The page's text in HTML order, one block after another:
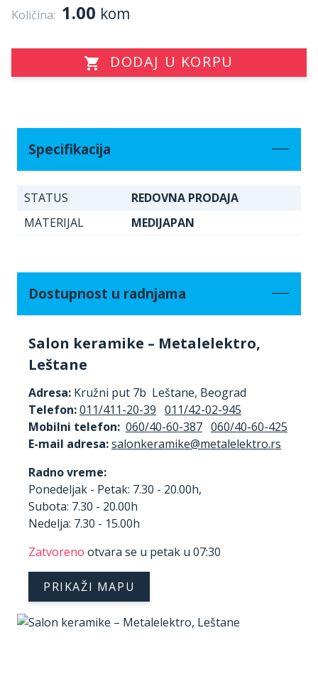
Količina: 1.00 kom
DODAJ U KORPU
Specifikacija
STATUS
REDOVNA PRODAJA
MATERIJAL
MEDIJAPAN
Dostupnost u radnjama
Salon keramike – Metalelektro,
Leštane
Adresa: Kružni put 7b Leštane, Beograd
Telefon:011/411-20-39 011/42-02-945
Mobilni telefon: 060/40-60-387 060/40-60-425
E-mail adresa:
Radno vreme:
Ponedeljak - Petak: 7.30 - 20.00h,
Subota: 7.30 - 20.00h
Nedelja: 7.30 - 15.00h
Zatvoreno otvara se u petak u 07:30
PRIKAŽI MAPU